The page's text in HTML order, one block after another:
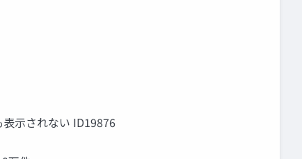
示されない ID19876